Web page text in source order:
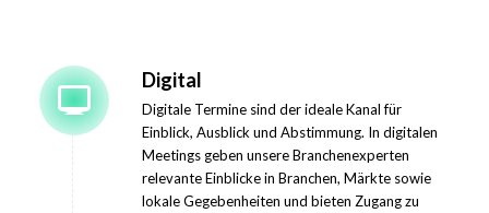
Digital
Digitale Termine sind der ideale Kanal für
Einblick, Ausblick und Abstimmung. In digitalen
Meetings geben unsere Branchenexperten
relevante Einblicke in Branchen, Märkte sowie
lokale Gegebenheiten und bieten Zugang zu